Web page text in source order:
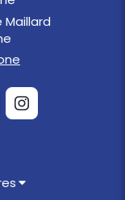
Maillard